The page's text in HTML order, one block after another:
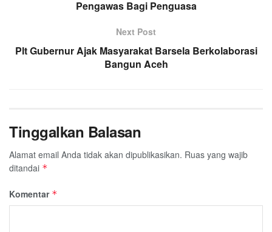
m
Pengawas Bagi Penguasa
Next Post
Plt Gubernur Ajak Masyarakat Barsela Berkolaborasi
Bangun Aceh
Tinggalkan Balasan
Alamat email Anda tidak akan dipublikasikan. Ruas yang wajib
ditandai *
Komentar *